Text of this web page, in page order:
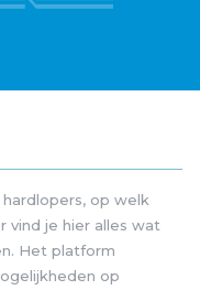
op welk
vind je hier alles wat
Het platform
op